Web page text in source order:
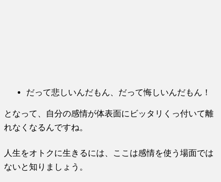
だって悲しいんだもん、だって悔しいんだもん！
となって、自分の感情が体表面にビッタリくっ付いて離
れなくなるんですね。
人生をオトクに生きるには、ここは感情を使う場面では
ないと知りましょう。